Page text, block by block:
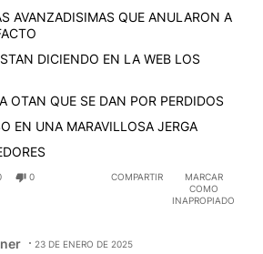
AVANZADISIMAS QUE ANULARON A
DICIENDO EN LA WEB LOS
OTAN QUE SE DAN POR PERDIDOS
EN UNA MARAVILLOSA JERGA
0 COMPARTIR
MARCAR
COMO
INAPROPIADO
23 DE ENERO DE 2025